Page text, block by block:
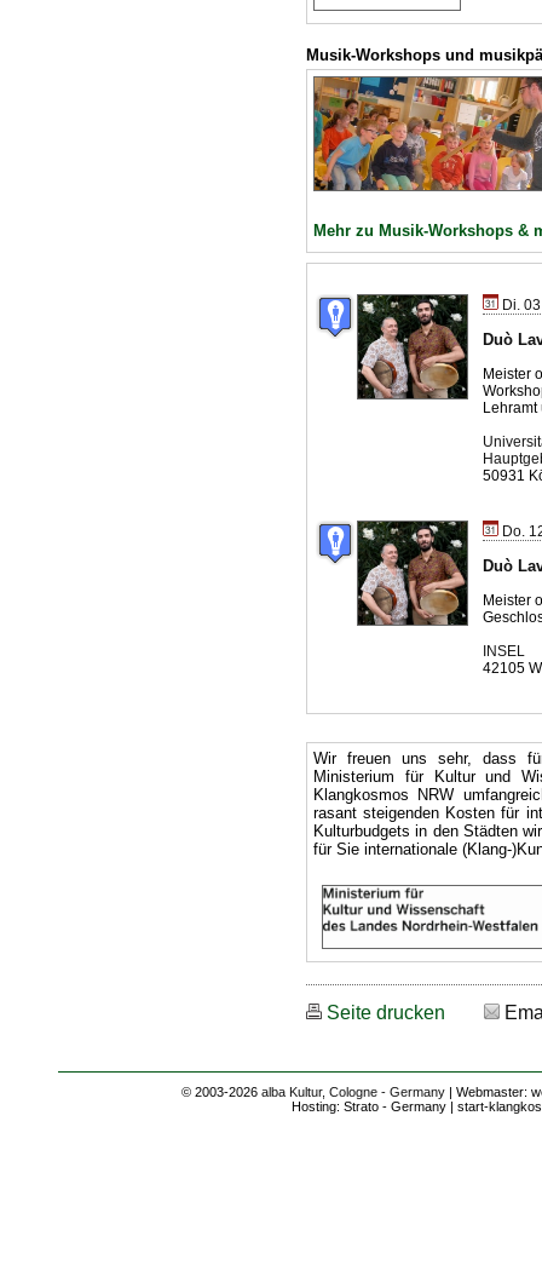
Musik-Workshops und
Mehr zu Musik-Workshops &
Di.
Duò
Meister
Lehramt
50931
Do.
Duò
Meister
INSEL
42105
Wir freuen uns sehr, dass
Ministerium für Kultur und
Klangkosmos NRW
rasant steigenden Kosten für
Kulturbudgets in den Städten
für Sie internationale (Klang-
Seite drucken
© 2003-2026 alba Kultur, Cologne - Germany | Webmaster:
Hosting: Strato - Germany | start-